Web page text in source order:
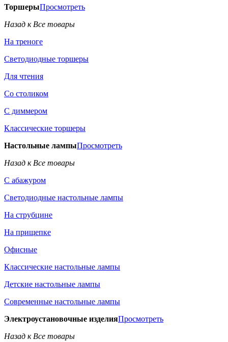
ТоршерыПросмотреть
Назад к Все товары
На треноге
Светодиодные торшеры
Для чтения
Со столиком
С диммером
Классические торшеры
Настольные лампыПросмотреть
Назад к Все товары
С абажуром
Светодиодные настольные лампы
На струбцине
На прищепке
Офисные
Классические настольные лампы
Детские настольные лампы
Современные настольные лампы
Электроустановочные изделияПросмотреть
Назад к Все товары